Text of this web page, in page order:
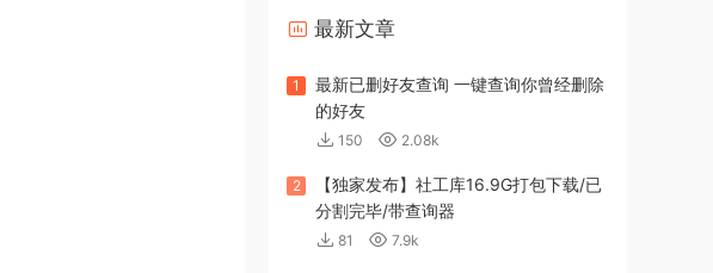
最新文章
1
最新已删好友查询 一键查询你曾经删除
的好友
150 2.08k
2
【独家发布】社工库16.9G打包下载/已
分割完毕/带查询器
81 7.9k